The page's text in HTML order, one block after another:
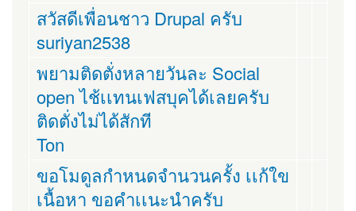
สวัสดีเพื่อนชาว Drupal ครับ
suriyan2538
พยามติดตั่งหลายวันละ Social
open ไช้เเทนเฟสบุคได้เลยครับ
ติดตั่งไม่ได้สักที
Ton
ขอโมดูลกำหนดจำนวนครั้ง เเก้ใข
เนื้อหา ขอคำเเนะนำครับ